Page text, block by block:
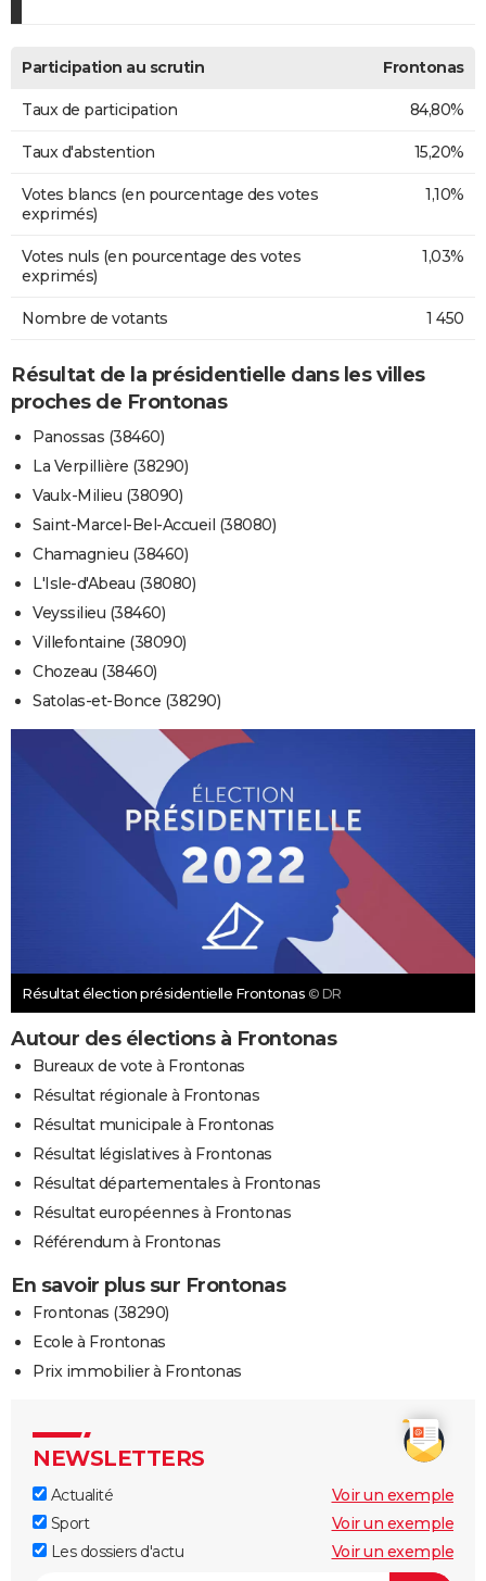
Participation au scrutin Frontonas
Taux de participation 84,80%
Taux d'abstention 15,20%
Votes blancs (en pourcentage des votes
exprimés)
1,10%
Votes nuls (en pourcentage des votes
exprimés)
1,03%
Nombre de votants 1 450
Résultat de la présidentielle dans les villes
proches de Frontonas
Panossas (38460)
La Verpillière (38290)
Vaulx-Milieu (38090)
Saint-Marcel-Bel-Accueil (38080)
Chamagnieu (38460)
L'Isle-d'Abeau (38080)
Veyssilieu (38460)
Villefontaine (38090)
Chozeau (38460)
Satolas-et-Bonce (38290)
Résultat élection présidentielle Frontonas © DR
Autour des élections à Frontonas
Bureaux de vote à Frontonas
Résultat régionale à Frontonas
Résultat municipale à Frontonas
Résultat législatives à Frontonas
Résultat départementales à Frontonas
Résultat européennes à Frontonas
Référendum à Frontonas
En savoir plus sur Frontonas
Frontonas (38290)
Ecole à Frontonas
Prix immobilier à Frontonas
NEWSLETTERS
Actualité
Voir un exemple
Sport
Voir un exemple
Les dossiers d'actu
Voir un exemple